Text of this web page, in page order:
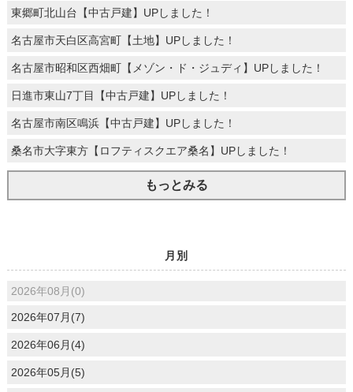
東郷町北山台【中古戸建】UPしました！
名古屋市天白区高宮町【土地】UPしました！
名古屋市昭和区西畑町【メゾン・ド・ジュディ】UPしました！
日進市東山7丁目【中古戸建】UPしました！
名古屋市南区鳴浜【中古戸建】UPしました！
桑名市大字東方【ロフティスクエア桑名】UPしました！
もっとみる
月別
2026年08月(0)
2026年07月(7)
2026年06月(4)
2026年05月(5)